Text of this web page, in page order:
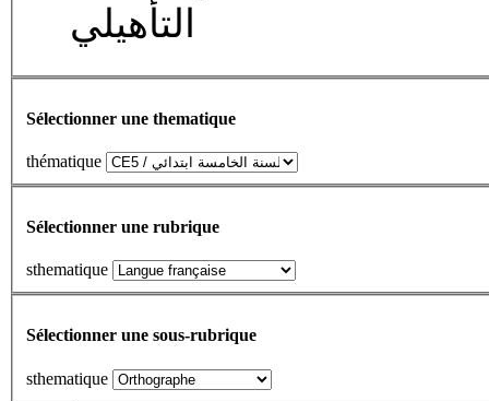
التأهيلي
Sélectionner une thematique
thématique
Sélectionner une rubrique
sthematique
Sélectionner une sous-rubrique
sthematique